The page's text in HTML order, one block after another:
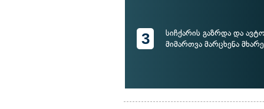
3
სიჩქარის გაზრდა და
მიმართვა მარცხენა